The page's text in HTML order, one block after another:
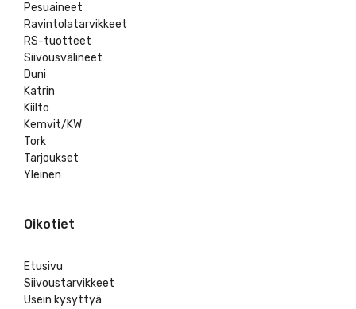
Pesuaineet
Ravintolatarvikkeet
RS-tuotteet
Siivousvälineet
Duni
Katrin
Kiilto
Kemvit/KW
Tork
Tarjoukset
Yleinen
Oikotiet
Etusivu
Siivoustarvikkeet
Usein kysyttyä